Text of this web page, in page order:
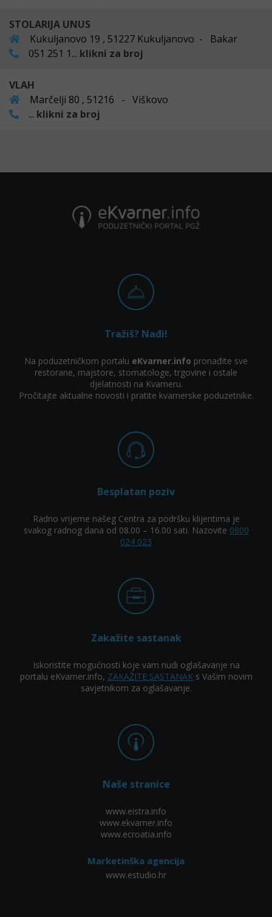
STOLARIJA UNUS
Kukuljanovo 19 , 51227 Kukuljanovo - Bakar
051 251 1... klikni za broj
VLAH
Marčelji 80 , 51216 - Viškovo
... klikni za broj
Tražiš? Nađi!
Na poduzetničkom portalu eKvarner.info pronađite sve
restorane, majstore, stomatologe, trgovine i ostale
djelatnosti na Kvarneru.
Pročitajte aktualne novosti i pratite kvarnerske poduzetnike.
Besplatan poziv
Radno vrijeme našeg Centra za podršku klijentima je
svakog radnog dana od 08.00 – 16.00 sati. Nazovite 0800
024 023
Zakažite sastanak
Iskoristite mogućnosti koje vam nudi oglašavanje na
portalu eKvarner.info, ZAKAŽITE SASTANAKs Vašim novim
savjetnikom za oglašavanje.
Naše stranice
www.eistra.info
www.ekvarner.info
www.ecroatia.info
Marketinška agencija
www.estudio.hr